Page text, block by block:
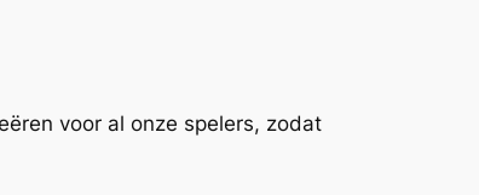
voor al onze spelers, zodat